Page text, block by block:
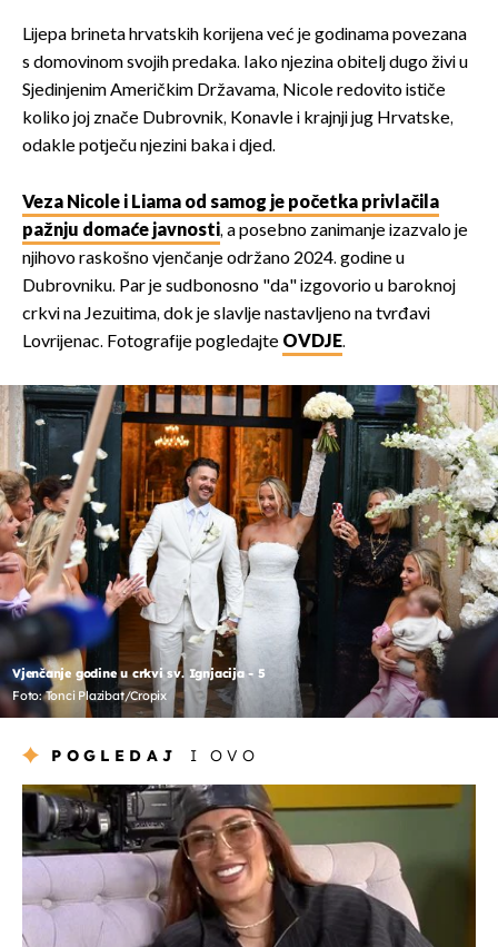
Lijepa brineta hrvatskih korijena već je godinama povezana
s domovinom svojih predaka. Iako njezina obitelj dugo živi u
Sjedinjenim Američkim Državama, Nicole redovito ističe
koliko joj znače Dubrovnik, Konavle i krajnji jug Hrvatske,
odakle potječu njezini baka i djed.
Veza Nicole i Liama od samog je početka privlačila
pažnju domaće javnosti, a posebno zanimanje izazvalo je
njihovo raskošno vjenčanje održano 2024. godine u
Dubrovniku. Par je sudbonosno "da" izgovorio u baroknoj
crkvi na Jezuitima, dok je slavlje nastavljeno na tvrđavi
Lovrijenac. Fotografije pogledajte OVDJE.
Vjenčanje godine u crkvi sv. Ignjacija - 5
Foto: Tonci Plazibat/Cropix
POGLEDAJ I OVO